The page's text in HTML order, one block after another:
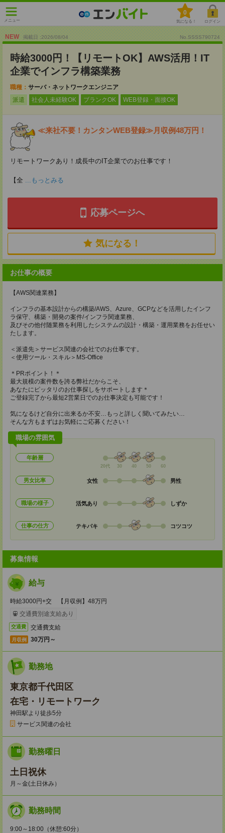
メニュー
0
気になる！ ログイン
NEW 掲載日 :2026/08/04 No.SSSS790724
時給3000円！【リモートOK】AWS活用！IT
企業でインフラ構築業務
職種： サーバ・ネットワークエンジニア
派遣
社会人未経験OK ブランクOK WEB登録・面接OK
≪来社不要！カンタンWEB登録≫月収例48万円！
リモートワークあり！成長中のIT企業でのお仕事です！
【全 ...もっとみる
応募ページへ
気になる！
お仕事の概要
【AWS関連業務】
インフラの基本設計からの構築/AWS、Azure、GCPなどを活用したインフ
ラ保守、構築・開発の案件/インフラ関連業務、
及びその他付随業務を利用したシステムの設計・構築・運用業務をお任せい
たします。
＜派遣先＞サービス関連の会社でのお仕事です。
＜使用ツール・スキル＞MS-Office
＊PRポイント！＊
最大規模の案件数を誇る弊社だからこそ、
あなたにピッタリのお仕事探しをサポートします＊
ご登録完了から最短2営業日でのお仕事決定も可能です！
気になるけど自分に出来るか不安…もっと詳しく聞いてみたい…
そんな方もまずはお気軽にご応募ください！
職場の雰囲気
年齢層
20代 30 40 50 60
男女比率 女性 男性
職場の様子 活気あり しずか
仕事の仕方 テキパキ コツコツ
募集情報
給与
時給3000円+交 【月収例】48万円
交通費別途支給あり
交通費 交通費支給
月収例 30万円～
勤務地
東京都千代田区
在宅・リモートワーク
神田駅より徒歩5分
サービス関連の会社
勤務曜日
土日祝休
月～金(土日休み）
勤務時間
9:00～18:00（休憩:60分）